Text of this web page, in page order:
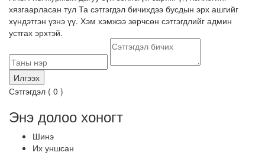
хязгаарласан тул Та сэтгэгдэл бичихдээ бусдын эрх ашгийг
хүндэтгэн үзнэ үү. Хэм хэмжээ зөрчсөн сэтгэгдлийг админ
устгах эрхтэй.
Сэтгэгдэл ( 0 )
Энэ долоо хоногт
Шинэ
Их уншсан